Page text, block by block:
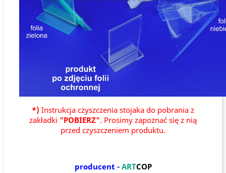
*) Instrukcja czyszczenia stojaka do pobrania z
zakładki "POBIERZ". Prosimy zapoznać się z nią
przed czyszczeniem produktu.
producent - ARTCOP